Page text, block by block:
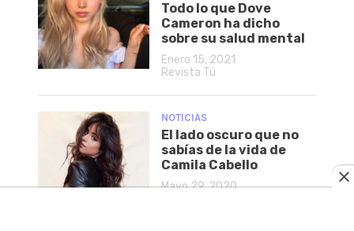
Todo lo que Dove
Cameron ha dicho
sobre su salud mental
Enero 15, 2021
Revista Tú
NOTICIAS
El lado oscuro que no
sabías de la vida de
Camila Cabello
Mayo 29, 2020